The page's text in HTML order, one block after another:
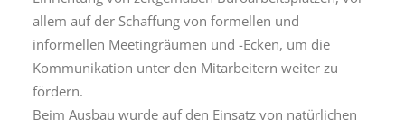
allem auf der Schaffung von formellen und
informellen Meetingräumen und -Ecken, um die
Kommunikation unter den Mitarbeitern weiter zu
fördern.
Beim Ausbau wurde auf den Einsatz von natürlichen